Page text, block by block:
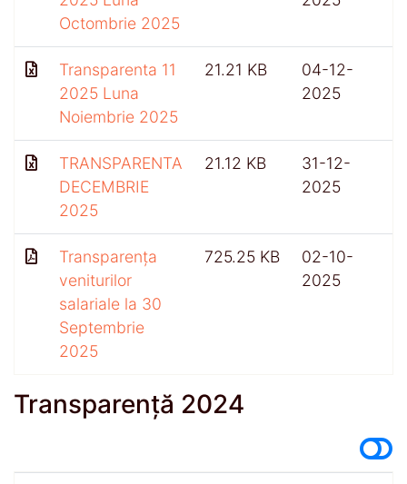
Octombrie 2025
Transparenta 11
2025 Luna
Noiembrie 2025
21.21 KB
04-12-
2025
TRANSPARENTA
DECEMBRIE
2025
21.12 KB
31-12-
2025
Transparența
veniturilor
salariale la 30
Septembrie
2025
725.25 KB
02-10-
2025
Transparență 2024